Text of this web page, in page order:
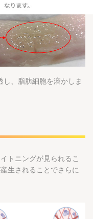
、脂肪細胞を溶かしま
トニングが見られるこ
生されることでさらに